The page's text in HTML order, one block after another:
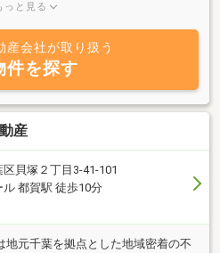
かりとした研修を受けておりますの
っと見る
産会社が取り扱う
件を探す
産
貝塚２丁目3-41-101
都賀駅 徒歩10分
元千葉を拠点とした地域密着の不